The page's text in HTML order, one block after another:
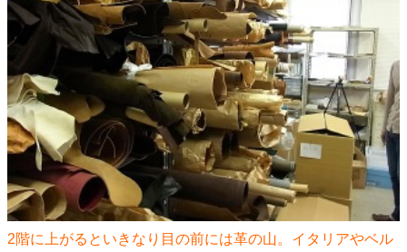
2階に上がるといきなり目の前には革の山。イタリアやベル